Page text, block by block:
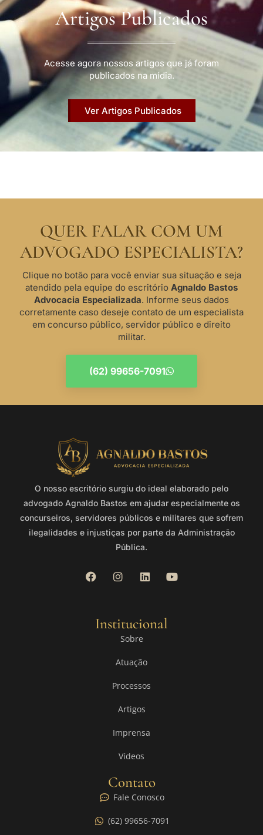
Artigos Publicados
Acesse agora nossos artigos que já foram
publicados na mídia.
Ver Artigos Publicados
QUER FALAR COM UM
ADVOGADO ESPECIALISTA?
Clique no botão para você enviar sua situação e seja
atendido pela equipe do escritório Agnaldo Bastos
Advocacia Especializada. Informe seus dados
corretamente caso deseje contato de um especialista
em concurso público, servidor público e direito
militar.
(62) 99656-7091
O nosso escritório surgiu do ideal elaborado pelo
advogado Agnaldo Bastos em ajudar especialmente os
concurseiros, servidores públicos e militares que sofrem
ilegalidades e injustiças por parte da Administração
Pública.
Institucional
Sobre
Atuação
Processos
Artigos
Imprensa
Vídeos
Contato
Fale Conosco
(62) 99656-7091